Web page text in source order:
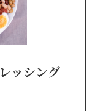
ッシング